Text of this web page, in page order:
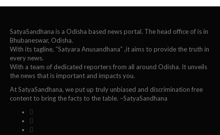
SatyaSandhana is a Odisha based news portal. The head office of is in
Bhubaneswar, Odisha.
With its tagline, “Satyara Anusandhana” ,it aims to provide the truth in
every news.
With a team of dedicated reporters from all around Odisha. It unveils
the news that is important and impacts you.
At SatyaSandhana, we put up truly unbiased and discrimination free
content to bring the facts to the table. –SatyaSandhana